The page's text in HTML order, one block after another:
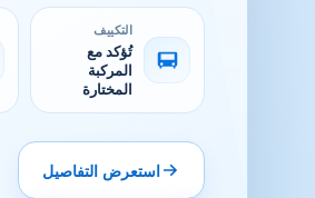
التكييف
تُؤكد مع
المركبة
المختارة
استعرض التفاصيل